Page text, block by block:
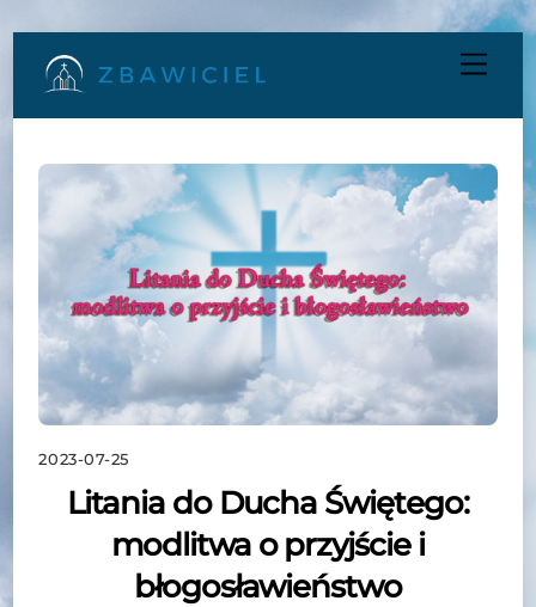
2023-07-25
Litania do Ducha Świętego:
modlitwa o przyjście i
błogosławieństwo